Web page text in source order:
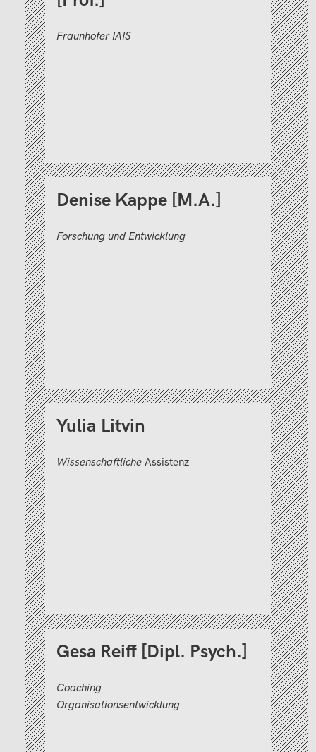
Fraunhofer IAIS
Denise Kappe [M.A.]
Forschung und Entwicklung
Yulia Litvin
Wissenschaftliche Assistenz
Gesa Reiff [Dipl. Psych.]
Coaching
Organisationsentwicklung